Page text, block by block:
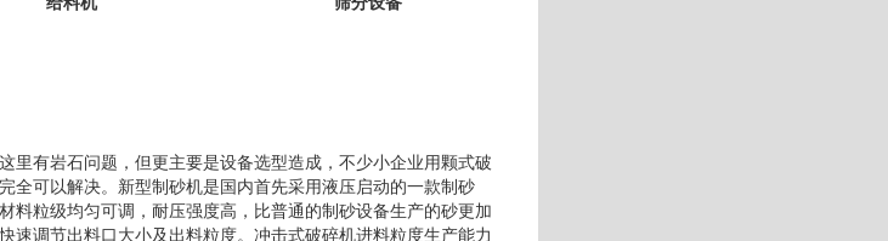
里有岩石问题，但更主要是设备选型造成，不少小企业用颗式破
全可以解决。新型制砂机是国内首先采用液压启动的一款制砂
料粒级均匀可调，耐压强度高，比普通的制砂设备生产的砂更加
速调节出料口大小及出料粒度。冲击式破碎机进料粒度生产能力